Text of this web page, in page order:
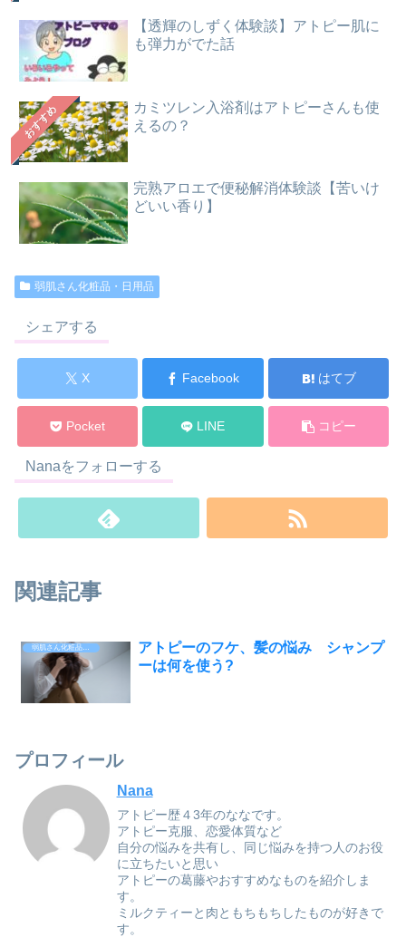
【透輝のしずく体験談】アトピー肌に
も弾力がでた話
おすすめ
カミツレン入浴剤はアトピーさんも使
えるの？
完熟アロエで便秘解消体験談【苦いけ
どいい香り】
弱肌さん化粧品・日用品
シェアする
X Facebook はてブ
Pocket LINE コピー
Nanaをフォローする
関連記事
弱肌さん化粧品・日用品
アトピーのフケ、髪の悩み シャンプ
ーは何を使う?
プロフィール
Nana
アトピー歴４3年のななです。
アトピー克服、恋愛体質など
自分の悩みを共有し、同じ悩みを持つ人のお役
に立ちたいと思い
アトピーの葛藤やおすすめなものを紹介しま
す。
ミルクティーと肉ともちもちしたものが好きで
す。